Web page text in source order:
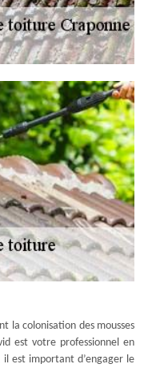
la colonisation des mousses
est votre professionnel en
il est important d’engager le